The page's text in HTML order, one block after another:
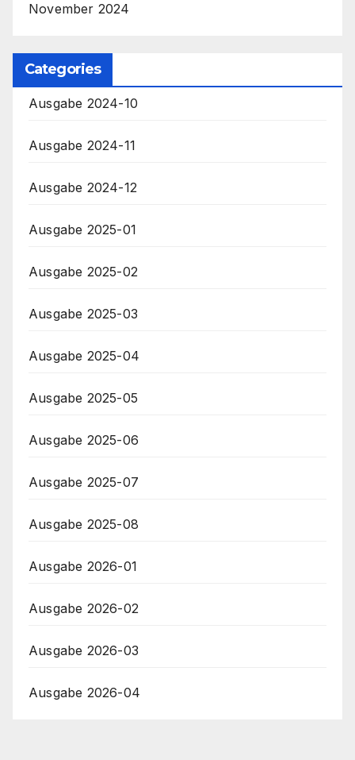
November 2024
Categories
Ausgabe 2024-10
Ausgabe 2024-11
Ausgabe 2024-12
Ausgabe 2025-01
Ausgabe 2025-02
Ausgabe 2025-03
Ausgabe 2025-04
Ausgabe 2025-05
Ausgabe 2025-06
Ausgabe 2025-07
Ausgabe 2025-08
Ausgabe 2026-01
Ausgabe 2026-02
Ausgabe 2026-03
Ausgabe 2026-04